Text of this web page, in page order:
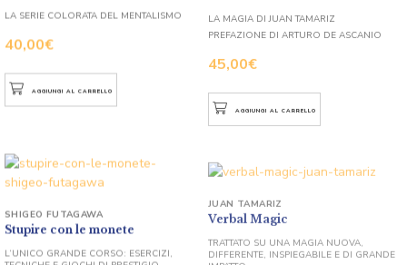
40,00€
LA SERIE COLORATA DEL MENTALISMO
AGGIUNGI AL CARRELLO
45,00€
LA MAGIA DI JUAN TAMARIZ
PREFAZIONE DI ARTURO DE ASCANIO
Stupire con le monete
TECNICHE E GIOCHI DI PRESTIGIO
Verbal Magic
TRATTATO SU UNA MAGIA NUOVA,
DIFFERENTE, INSPIEGABILE E DI GRANDE
IMPATTO